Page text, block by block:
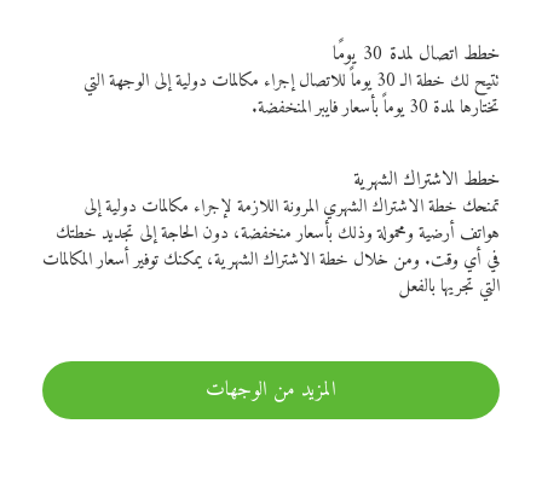
خطط اتصال لمدة 30 يومًا
تتيح لك خطة الـ 30 يوماً للاتصال إجراء مكالمات دولية إلى الوجهة التي
تختارها لمدة 30 يوماً بأسعار فايبر المنخفضة.
خطط الاشتراك الشهرية
تمنحك خطة الاشتراك الشهري المرونة اللازمة لإجراء مكالمات دولية إلى
هواتف أرضية ومحمولة وذلك بأسعار منخفضة، دون الحاجة إلى تجديد خطتك
في أي وقت. ومن خلال خطة الاشتراك الشهرية، يمكنك توفير أسعار المكالمات
التي تجريها بالفعل
المزيد من الوجهات